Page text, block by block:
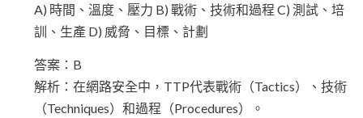
A) 時間、溫度、壓力 B) 戰術、技術和過程 C) 測試、培
訓、生產 D) 威脅、目標、計劃
答案：B
解析：在網路安全中，TTP代表戰術（Tactics）、技術
（Techniques）和過程（Procedures）。